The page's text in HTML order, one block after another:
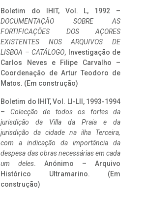
Boletim do IHIT, Vol. L, 1992 –
DOCUMENTAÇÃO SOBRE AS
FORTIFICAÇÕES DOS AÇORES
EXISTENTES NOS ARQUIVOS DE
LISBOA – CATÁLOGO, Investigação de
Carlos Neves e Filipe Carvalho –
Coordenação de Artur Teodoro de
Matos. (Em construção)
Boletim do IHIT, Vol. LI-LII, 1993-1994
– Colecção de todos os fortes da
jurisdição da Villa da Praia e da
jurisdição da cidade na ilha Terceira,
com a indicação da importância da
despesa das obras necessárias em cada
um deles. Anónimo – Arquivo
Histórico Ultramarino. (Em
construção)